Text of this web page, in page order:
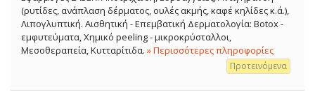
(ρυτίδες, ανάπλαση δέρματος, ουλές ακμής, καφέ κηλίδες κ.ά.),
Λιπογλυπτική. Αισθητική - Επεμβατική Δερματολογία: Botox -
εμφυτεύματα, Χημικό peeling - μικροκρύσταλλοι,
Μεσοθεραπεία, Κυτταρίτιδα. » Περισσότερες πληροφορίες
Προτεινόμενα